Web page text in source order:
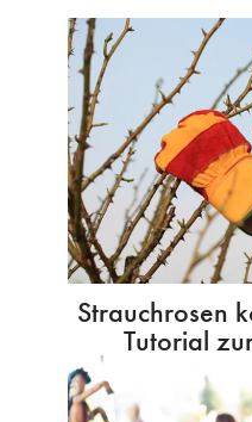
Strauchrosen
Tutorial